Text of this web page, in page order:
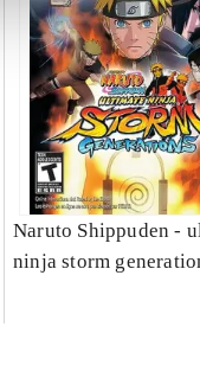
Naruto Shippuden -
ninja storm